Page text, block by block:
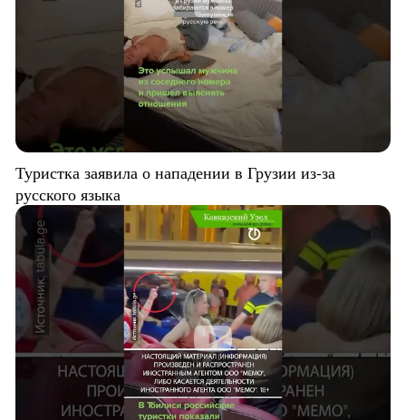
Туристка заявила о нападении в Грузии из-за
русского языка